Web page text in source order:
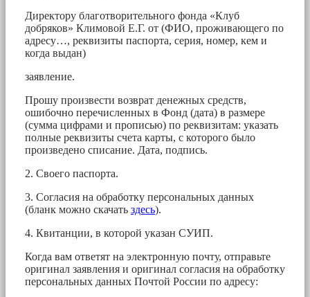
Директору благотворительного фонда «Клуб
добряков» Климовой Е.Г. от (ФИО, проживающего по
адресу…, реквизиты паспорта, серия, номер, кем и
когда выдан)
заявление.
Прошу произвести возврат денежных средств,
ошибочно перечисленных в Фонд (дата) в размере
(сумма цифрами и прописью) по реквизитам: указать
полные реквизиты счета карты, с которого было
произведено списание. Дата, подпись.
2. Своего паспорта.
3. Согласия на обработку персональных данных
(бланк можно скачать здесь).
4. Квитанции, в которой указан СУИП.
Когда вам ответят на электронную почту, отправьте
оригинал заявления и оригинал согласия на обработку
персональных данных Почтой России по адресу: